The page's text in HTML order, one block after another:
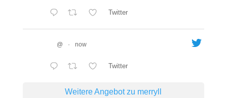
Twitter
@ · now
Twitter
Weitere Angebot zu merryll